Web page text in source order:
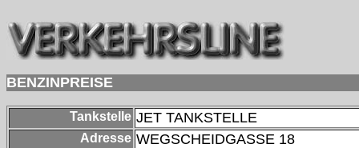
BENZINPREISE
Tankstelle JET TANKSTELLE
Adresse WEGSCHEIDGASSE 18